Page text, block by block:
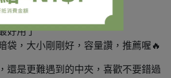
個，有拉鍊式零錢袋，
好用了
袋，大小剛剛好，容量讚，推薦喔🔥
還是更難遇到的中夾，喜歡不要錯過